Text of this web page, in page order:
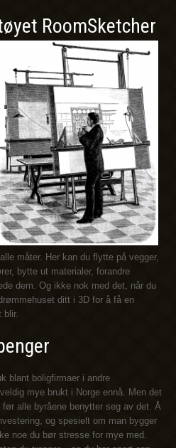
RoomSketcher
måter. Her kan du flytte på vegger,
bytte ut materialer, forandre
dem. Og ikke nok med det, når du
ditt i 3D for å få en
blir.
blant boligfirmaer i andre
mye brukt i Norge ennå. Men det
alle byråene benytter seg av det. Å
og spesielt om man bygger
noe du bør stresse for mye med.